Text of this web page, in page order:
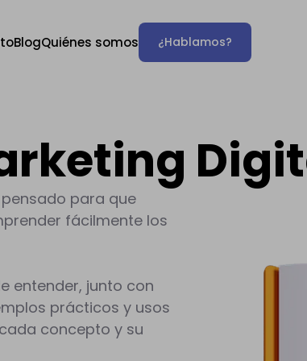
BlogQuiénes somos ¿Hablamos?
para que
fácilmente los
entender, junto con
prácticos y usos
concepto y su